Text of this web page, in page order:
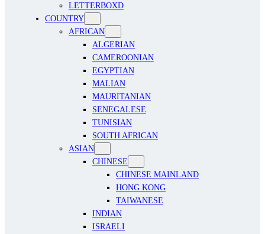
LETTERBOXD
COUNTRY
AFRICAN
ALGERIAN
CAMEROONIAN
EGYPTIAN
MALIAN
MAURITANIAN
SENEGALESE
TUNISIAN
SOUTH AFRICAN
ASIAN
CHINESE
CHINESE MAINLAND
HONG KONG
TAIWANESE
INDIAN
ISRAELI